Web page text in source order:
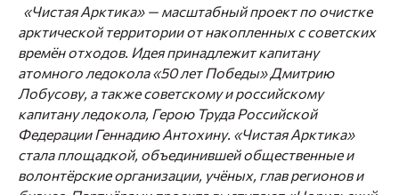
«Чистая Арктика»— масштабный проект по очистке
арктической территории от накопленных с советских
времён отходов. Идея принадлежит капитану
атомного ледокола «50 лет Победы» Дмитрию
Лобусову, а также советскому и российскому
капитану ледокола, Герою Труда Российской
Федерации Геннадию Антохину. «Чистая Арктика»
стала площадкой, объединившей общественные и
волонтёрские организации, учёных, глав регионов и